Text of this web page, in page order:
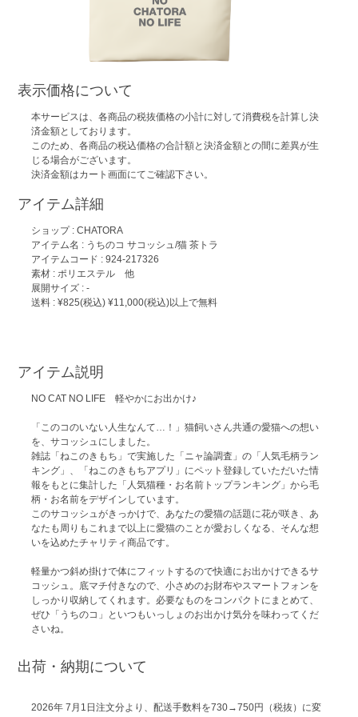
表示価格について
本サービスは、各商品の税抜価格の小計に対して消費税を計算し決
済金額としております。
このため、各商品の税込価格の合計額と決済金額との間に差異が生
じる場合がございます。
決済金額はカート画面にてご確認下さい。
アイテム詳細
ショップ :CHATORA
アイテム名 : うちのコ サコッシュ/猫 茶トラ
アイテムコード : 924-217326
素材 : ポリエステル 他
展開サイズ : -
送料 : ¥825(税込) ¥11,000(税込)以上で無料
アイテム説明
NO CAT NO LIFE 軽やかにお出かけ♪
「このコのいない人生なんて…！」猫飼いさん共通の愛猫への想い
を、サコッシュにしました。
雑誌「ねこのきもち」で実施した「ニャ論調査」の「人気毛柄ラン
キング」、「ねこのきもちアプリ」にペット登録していただいた情
報をもとに集計した「人気猫種・お名前トップランキング」から毛
柄・お名前をデザインしています。
このサコッシュがきっかけで、あなたの愛猫の話題に花が咲き、あ
なたも周りもこれまで以上に愛猫のことが愛おしくなる、そんな想
いを込めたチャリティ商品です。
軽量かつ斜め掛けで体にフィットするので快適にお出かけできるサ
コッシュ。底マチ付きなので、小さめのお財布やスマートフォンを
しっかり収納してくれます。必要なものをコンパクトにまとめて、
ぜひ「うちのコ」といつもいっしょのお出かけ気分を味わってくだ
さいね。
出荷・納期について
2026年 7月1日注文分より、配送手数料を730→750円（税抜）に変